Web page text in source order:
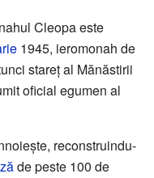
Cleopa este
1945, ieromonah de
stareț al Mănăstirii
oficial egumen al
reconstruindu-
de peste 100 de